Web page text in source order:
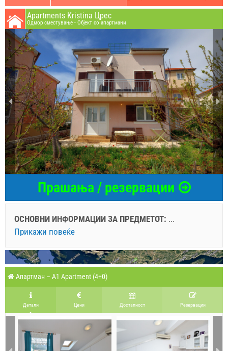
Apartments Kristina Црес
Oдмор сместување - Објект со апартмани
Прашања / резервации
ОСНОВНИ ИНФОРМАЦИИ ЗА ПРЕДМЕТОТ: ...
Прикажи повеќе
Апартман – A1 Apartment (4+0)
Детали Цени Достапност Pезервации